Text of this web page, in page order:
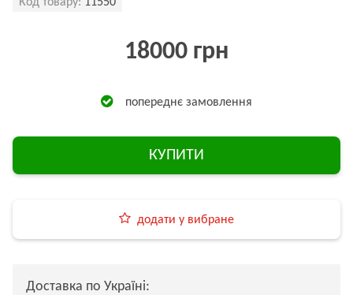
18000 грн
попереднє замовлення
КУПИТИ
додати у вибране
Доставка по Україні: